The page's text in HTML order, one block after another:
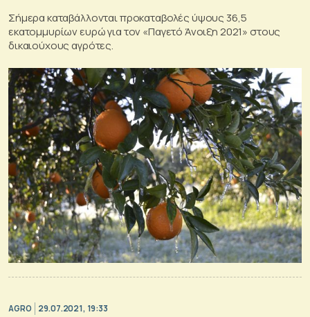
Σήμερα καταβάλλονται προκαταβολές ύψους 36,5
εκατομμυρίων ευρώ για τον «Παγετό Άνοιξη 2021» στους
δικαιούχους αγρότες.
AGRO 29.07.2021, 19:33